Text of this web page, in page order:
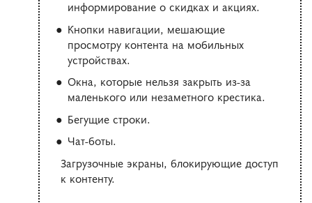
информирование о скидках и акциях.
Кнопки навигации, мешающие
просмотру контента на мобильных
устройствах.
Окна, которые нельзя закрыть из-за
маленького или незаметного крестика.
Бегущие строки.
Чат-боты.
Загрузочные экраны, блокирующие доступ
к контенту.